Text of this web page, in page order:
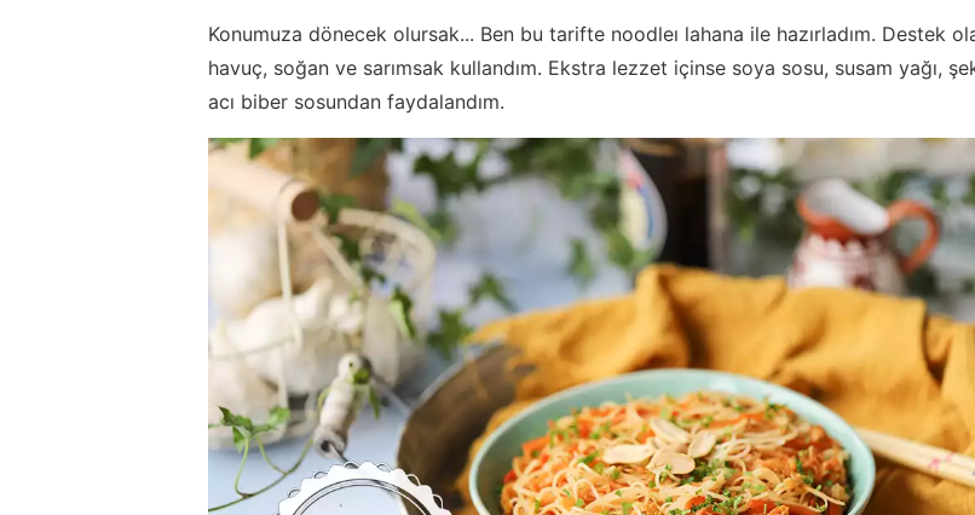
Konumuza dönecek olursak... Ben bu tarifte noodleı lahana ile hazırladım. Destek
havuç, soğan ve sarımsak kullandım. Ekstra lezzet içinse soya sosu, susam yağı,
acı biber sosundan faydalandım.